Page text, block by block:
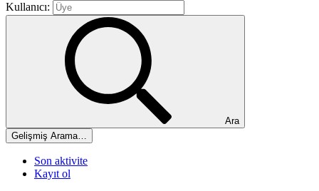
Kullanıcı:
Ara
Gelişmiş Arama…
Son aktivite
Kayıt ol